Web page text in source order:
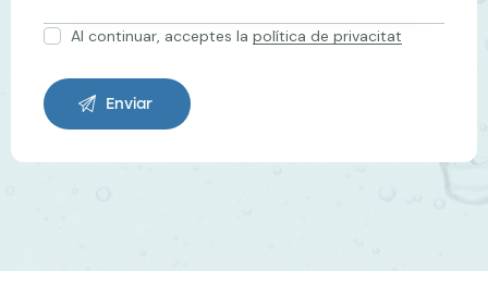
Al continuar, acceptes lapolítica de privacitat